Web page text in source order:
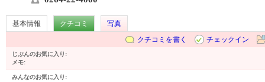
基本情報 クチコミ
写真
クチコミを書く
チェックイン
じぶんのお気に入り:
メモ:
みんなのお気に入り: